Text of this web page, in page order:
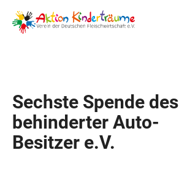
Inhalt
springen
Sechste Spende
behinderter Auto-
Besitzer e.V.